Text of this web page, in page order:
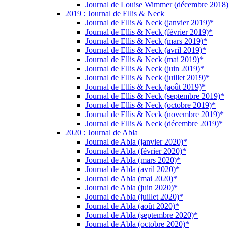
Journal de Louise Wimmer (décembre
2019 : Journal de Ellis & Neck
Journal de Ellis & Neck (janvier 2019)*
Journal de Ellis & Neck (février 2019)*
Journal de Ellis & Neck (mars 2019)*
Journal de Ellis & Neck (avril 2019)*
Journal de Ellis & Neck (mai 2019)*
Journal de Ellis & Neck (juin 2019)*
Journal de Ellis & Neck (juillet 2019)*
Journal de Ellis & Neck (août 2019)*
Journal de Ellis & Neck (septembre 2019)*
Journal de Ellis & Neck (octobre 2019)*
Journal de Ellis & Neck (novembre 2019)*
Journal de Ellis & Neck (décembre 2019)*
2020 : Journal de Abla
Journal de Abla (janvier 2020)*
Journal de Abla (février 2020)*
Journal de Abla (mars 2020)*
Journal de Abla (avril 2020)*
Journal de Abla (mai 2020)*
Journal de Abla (juin 2020)*
Journal de Abla (juillet 2020)*
Journal de Abla (août 2020)*
Journal de Abla (septembre 2020)*
Journal de Abla (octobre 2020)*